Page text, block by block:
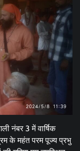
नंबर 3 में वार्षिक
के महंत परम पूज्य प्रभु